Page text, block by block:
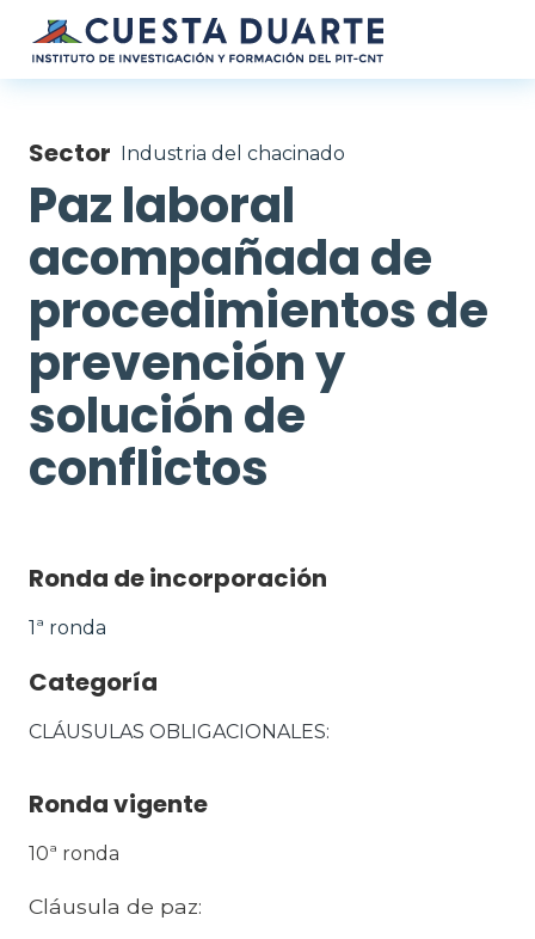
Pasar al contenido principal
Sector Industria del chacinado
Paz laboral
acompañada de
procedimientos de
prevención y
solución de
conflictos
Ronda de incorporación
1ª ronda
Categoría
CLÁUSULAS OBLIGACIONALES
Ronda vigente
10ª ronda
Cláusula de paz: